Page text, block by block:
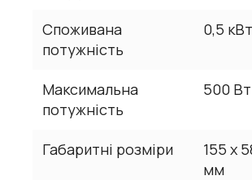
Споживана
потужність
0,5 кВт
Максимальна
потужність
500 Вт
Габаритні розміри
155 x
мм